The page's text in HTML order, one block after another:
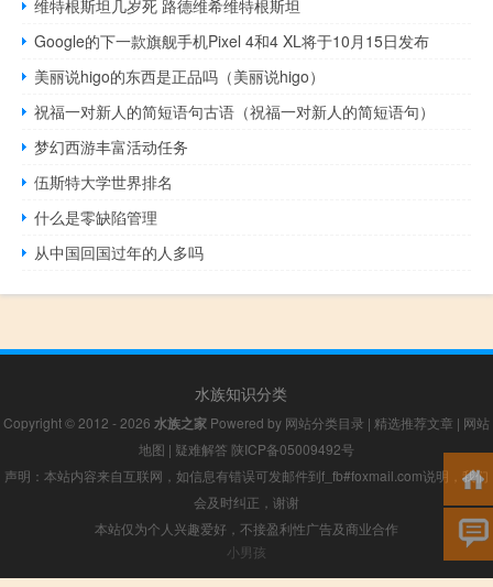
维特根斯坦几岁死 路德维希维特根斯坦
Google的下一款旗舰手机Pixel 4和4 XL将于10月15日发布
美丽说higo的东西是正品吗（美丽说higo）
祝福一对新人的简短语句古语（祝福一对新人的简短语句）
梦幻西游丰富活动任务
伍斯特大学世界排名
什么是零缺陷管理
从中国回国过年的人多吗
水族知识分类
Copyright © 2012 - 2026 水族之家 Powered by 网站分类目录 | 精选推荐文章 | 网站
地图 | 疑难解答 陕ICP备05009492号
声明：本站内容来自互联网，如信息有错误可发邮件到f_fb#foxmail.com说明，我们
会及时纠正，谢谢
本站仅为个人兴趣爱好，不接盈利性广告及商业合作
小男孩